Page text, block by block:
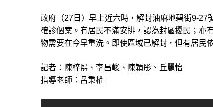
政府（27日）早上近六時，解封油麻地碧街9-27
確診個案。有居民不滿安排，認為封區擾民；亦
物需要在今早重洗。即使區域已解封，但有居民
記者：陳梓熙、李昌峻、陳穎彤、丘麗怡
指導老師：呂秉權